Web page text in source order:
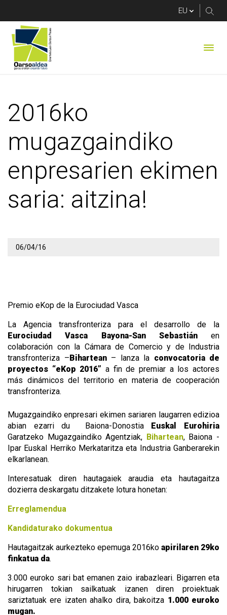
2016ko
mugazgaindiko
enpresarien ekimen
saria: aitzina!
06/04/16
Premio eKop de la Eurociudad Vasca
La Agencia transfronteriza para el desarrollo de la
Eurociudad Vasca Bayona-SanSebastiánen
colaboración con la Cámara de Comercio y de Industria
transfronteriza ­­–Bihartean­– lanza la convocatoria de
proyectos “eKop 2016” a fin de premiar a los actores
más dinámicos del territorio en materia de cooperación
transfronteriza.
Mugazgaindiko enpresari ekimen sariaren laugarren edizioa
abian ezarri du Baiona-Donostia Euskal Eurohiria
Garatzeko Mugazgaindiko Agentziak, Bihartean, Baiona -
Ipar Euskal Herriko Merkataritza eta Industria Ganberarekin
elkarlanean.
Interesatuak diren hautagaiek araudia eta hautagaitza
dozierra deskargatu ditzakete lotura honetan:
Erreglamendua
Kandidaturako dokumentua
Hautagaitzak aurkezteko epemuga 2016ko apirilaren 29ko
finkatua da.
3.000 euroko sari bat emanen zaio irabazleari. Bigarren eta
hirugarren tokian sailkatuak izanen diren proiektuak
sariztatuak ere izaten ahalko dira, bakoitza 1.000 euroko
mugan.